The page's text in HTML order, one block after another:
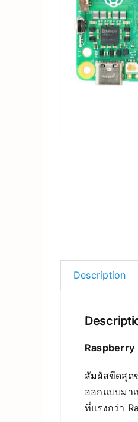
Description
Raspberry
สัมผัสขีดสุด
ออกแบบมา
ที่แรงกว่า